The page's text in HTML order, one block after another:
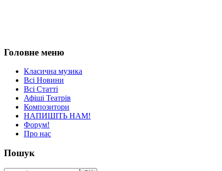
Головне меню
Класична музика
Всі Новини
Всі Статті
Афіші Театрів
Композитори
НАПИШІТЬ НАМ!
Форум!
Про нас
Пошук